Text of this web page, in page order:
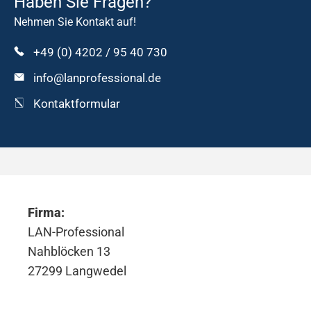
Nehmen Sie Kontakt auf!
+49 (0) 4202 / 95 40 730
info@lanprofessional.de
Kontaktformular
Firma:
LAN-Professional
Nahblöcken 13
27299 Langwedel